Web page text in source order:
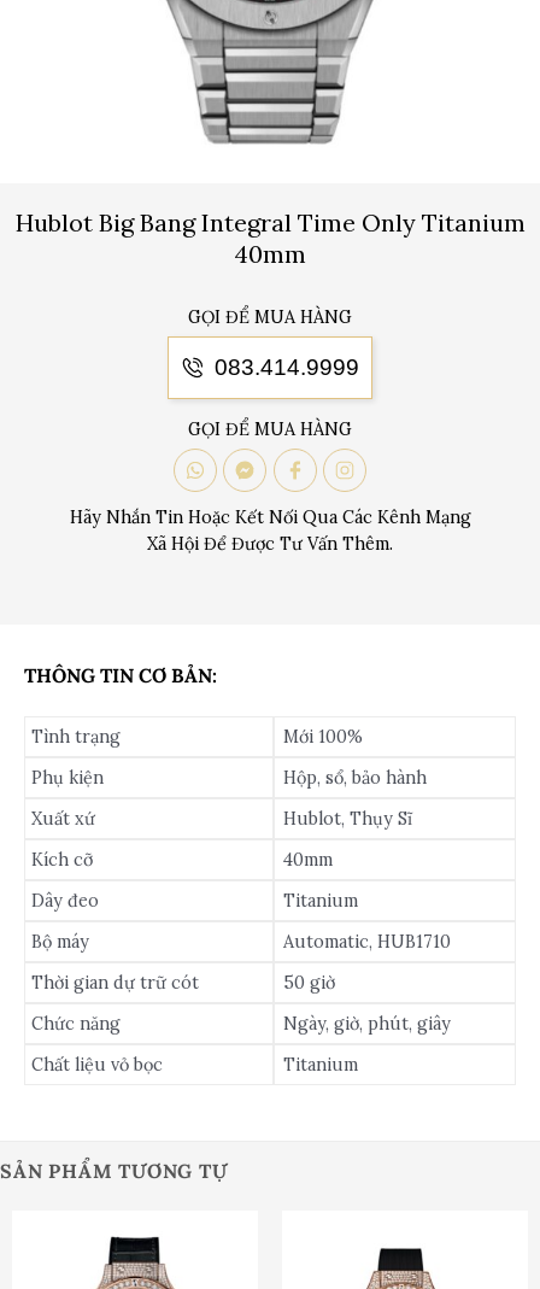
Hublot Big Bang Integral Time Only Titanium
40mm
GỌI ĐỂ MUA HÀNG
083.414.9999
GỌI ĐỂ MUA HÀNG
Hãy Nhắn Tin Hoặc Kết Nối Qua Các Kênh Mạng
Xã Hội Để Được Tư Vấn Thêm.
THÔNG TIN CƠ BẢN:
Tình trạng
Mới 100%
Phụ kiện
Hộp, sổ, bảo hành
Xuất xứ
Hublot, Thụy Sĩ
Kích cỡ
40mm
Dây đeo
Titanium
Bộ máy
Automatic, HUB1710
Thời gian dự trữ cót
50 giờ
Chức năng
Ngày, giờ, phút, giây
Chất liệu vỏ bọc
Titanium
SẢN PHẨM TƯƠNG TỰ